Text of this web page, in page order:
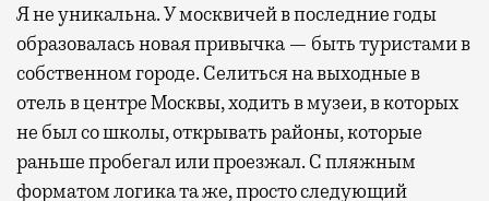
Я не уникальна. У москвичей в последние годы
образовалась новая привычка — быть туристами в
собственном городе. Селиться на выходные в
отель в центре Москвы, ходить в музеи, в которых
не был со школы, открывать районы, которые
раньше пробегал или проезжал. С пляжным
форматом логика та же, просто следующий